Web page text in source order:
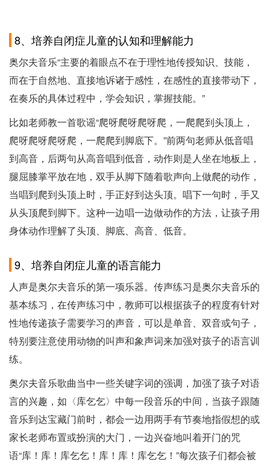
8、培养自闭症儿童的认知和理解能力
奥尔夫音乐“主要的着眼点不在于理性地传授知识、技能，
而在于自然地、直接地诉诸于感性，在感性的直接带动下，
在奏乐的具体过程中，学会知识，掌握技能。”
比如老师教一首歌谣“爬呀爬呀爬呀爬，一爬爬到头顶上，
爬呀爬呀爬呀爬，一爬爬到脚底下。”前两句老师从低音唱
到高音，后两句从高音唱到低音，动作则是人坐在地板上，
腿屈膝掌平放在地，双手从脚下随着歌声向上做爬的动作，
当唱到爬到头顶上时，手正好到达头顶。唱下一句时，手又
从头顶爬到脚下。这种一边唱一边做动作的方法，让孩子用
身体动作理解了头顶、脚底、高音、低音。
9、培养自闭症儿童的语言能力
人声是奥尔夫音乐的第一项乐器。传声练习是奥尔夫音乐的
基本练习，在传声练习中，教师可以根据孩子的程度有针对
性地传递孩子需要学习的声音，可以是单音、双音或句子，
特别要注意使用动物的叫声和象声词来加强对孩子的语言训
练。
奥尔夫音乐歌曲当中一些关键字词的强调，加强了孩子对语
言的兴趣，如〈库乞乞〉中每一段音乐的中间，当孩子跟随
音乐到达宝藏门前时，都会一边用两手有节奏地指假想的或
家长老师布置或扮演的大门，一边兴奋地叫着开门的咒
语“库！库！库乞乞！库！库！库乞乞！”每次孩子们都会被